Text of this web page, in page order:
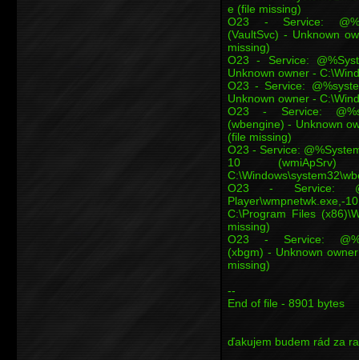
e (file missing)
O23 - Service:
(VaultSvc) - Unknown
missing)
O23 - Service:
Unknown owner -
O23 - Service:
Unknown owner -
O23 - Service:
(wbengine) - Unknown
(file missing)
O23 - Service:
10
O23 - Service:
Player\wmpnetwk.exe,-
C:\Program Files
missing)
O23 - Service:
(xbgm) - Unknown
missing)
--
End of file - 8901 bytes
ďakujem budem rád za